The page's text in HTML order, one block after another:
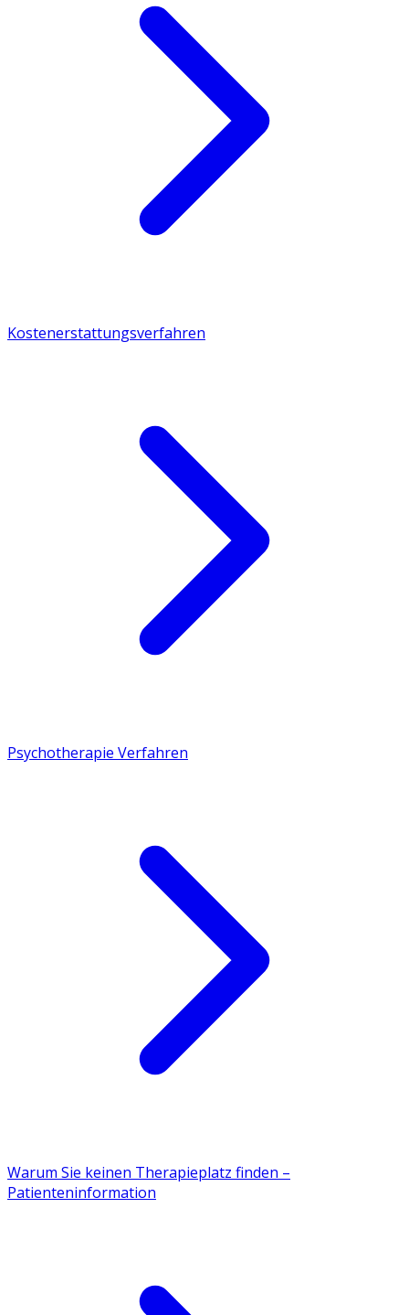
Kostenerstattungsverfahren
Psychotherapie Verfahren
Warum Sie keinen Therapieplatz finden –
Patienteninformation